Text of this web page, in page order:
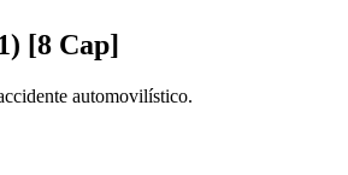
[8 Cap]
automovilístico.